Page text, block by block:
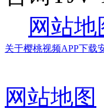
网站地
关于樱桃视频APP下载
网站地图